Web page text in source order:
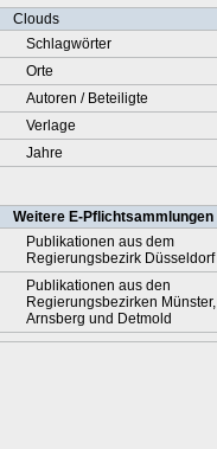
Clouds
Schlagwörter
Orte
Autoren / Beteiligte
Verlage
Jahre
Weitere E-Pflichtsammlungen
Publikationen aus dem
Regierungsbezirk Düsseldorf
Publikationen aus den
Regierungsbezirken Münster,
Arnsberg und Detmold